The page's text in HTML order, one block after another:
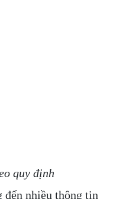
quy định
đến nhiều thông tin